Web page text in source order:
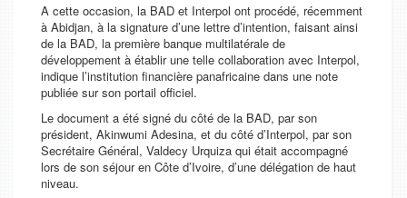
A cette occasion, la BAD et Interpol ont procédé, récemment
à Abidjan, à la signature d’une lettre d’intention, faisant ainsi
de la BAD, la première banque multilatérale de
développement à établir une telle collaboration avec Interpol,
indique l’institution financière panafricaine dans une note
publiée sur son portail officiel.
Le document a été signé du côté de la BAD, par son
président, Akinwumi Adesina, et du côté d’Interpol, par son
Secrétaire Général, Valdecy Urquiza qui était accompagné
lors de son séjour en Côte d’Ivoire, d’une délégation de haut
niveau.